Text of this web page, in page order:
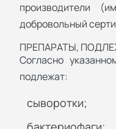
производители
добровольный
ПРЕПАРАТЫ,
Согласно
подлежат:
сыворотки;